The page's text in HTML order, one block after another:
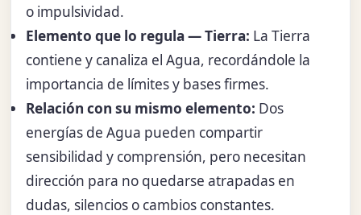
o impulsividad.
Elemento que lo regula — Tierra: La Tierra
contiene y canaliza el Agua, recordándole la
importancia de límites y bases firmes.
Relación con su mismo elemento: Dos
energías de Agua pueden compartir
sensibilidad y comprensión, pero necesitan
dirección para no quedarse atrapadas en
dudas, silencios o cambios constantes.